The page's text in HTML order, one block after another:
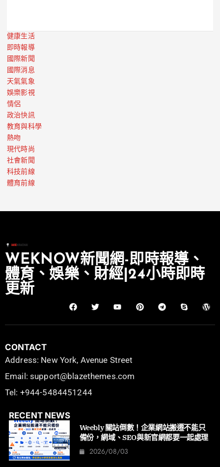
健康生活
即時報導
國際新聞
國際消息
天氣氣象
娛樂影視
情侶
政治快訊
教育與科學
熱吻
現代時尚
社會新聞
科技前線
體育前線
WEKNOW新聞網-即時報導、
體育、娛樂、財經|24小時即時
更新
CONTACT
Address: New York, Avenue Street
Email: support@blazethemes.com
Tel: +944-5484451244
RECENT NEWS
Weebly 關站倒數！企業網站搬遷不能只
備份，網域、SEO與新官網都要一起處理
2026/08/03